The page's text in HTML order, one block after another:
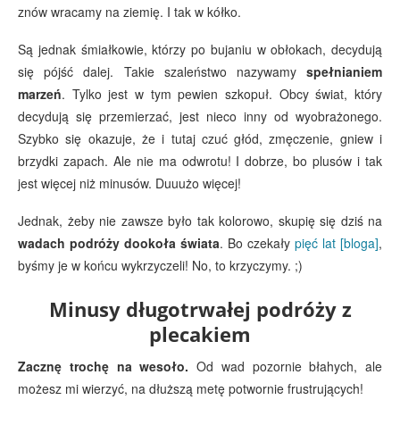
znów wracamy na ziemię. I tak w kółko.
Są jednak śmiałkowie, którzy po bujaniu w obłokach, decydują
się pójść dalej. Takie szaleństwo nazywamy spełnianiem
marzeń. Tylko jest w tym pewien szkopuł. Obcy świat, który
decydują się przemierzać, jest nieco inny od wyobrażonego.
Szybko się okazuje, że i tutaj czuć głód, zmęczenie, gniew i
brzydki zapach. Ale nie ma odwrotu! I dobrze, bo plusów i tak
jest więcej niż minusów. Duuużo więcej!
Jednak, żeby nie zawsze było tak kolorowo, skupię się dziś na
wadach podróży dookoła świata. Bo czekały pięć lat [bloga],
byśmy je w końcu wykrzyczeli! No, to krzyczymy. ;)
Minusy długotrwałej podróży z
plecakiem
Zacznę trochę na wesoło. Od wad pozornie błahych, ale
możesz mi wierzyć, na dłuższą metę potwornie frustrujących!